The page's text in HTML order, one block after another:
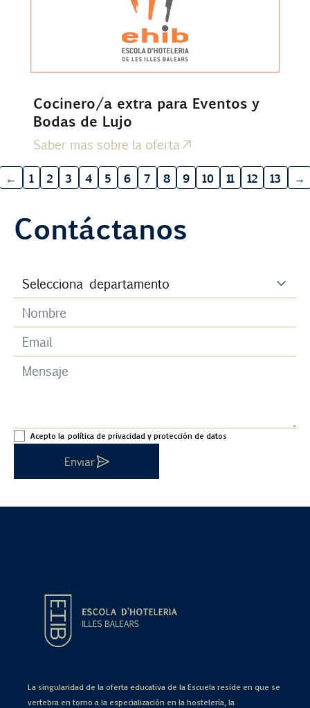
Cocinero/a extra para Eventos y
Bodas de Lujo
Saber mas sobre la oferta
← 1 2 3 4 5 6 7 8 9 10 11 12 13 →
Contáctanos
Acepto la política de privacidad y protección de datos
Enviar
La singularidad de la oferta educativa de la Escuela reside en que se
vertebra en torno a la especialización en la hostelería, la